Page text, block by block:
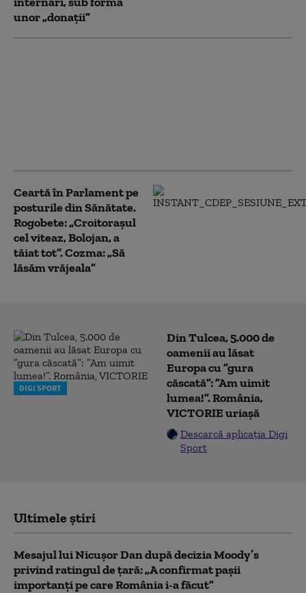
unor „donații”
Ceartă în Parlament pe
posturile din Sănătate.
Rogobete: „Croitorașul
cel viteaz, Bolojan, a
tăiat tot”. Cozma: „Să
lăsăm vrăjeala”
DIGI SPORT
Din Tulcea, 5.000 de
oamenii au lăsat
Europa cu ”gura
căscată”: ”Am uimit
lumea!”. România,
VICTORIE uriașă
Descarcă aplicația Digi
Sport
Ultimele știri
Mesajul lui Nicușor Dan după decizia Moody’s
privind ratingul de țară: „A confirmat pașii
importanți pe care România i-a făcut”